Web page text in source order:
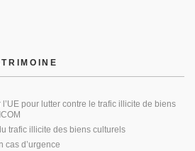
pour lutter contre le trafic illicite de biens
trafic illicite des biens culturels
cas d’urgence